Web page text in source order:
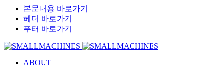
본문내용 바로가기
헤더 바로가기
푸터 바로가기
ABOUT